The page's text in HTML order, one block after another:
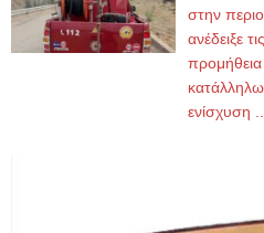
στην
ανέδειξε
προμήθεια
ενίσχυση ...